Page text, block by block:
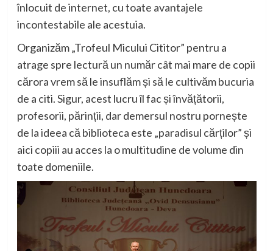
înlocuit de internet, cu toate avantajele
incontestabile ale acestuia.
Organizăm „Trofeul Micului Cititor” pentru a
atrage spre lectură un număr cât mai mare de copii
cărora vrem să le insuflăm și să le cultivămbucuria
de a citi. Sigur, acest lucru îl fac și învățătorii,
profesorii, părinții, dar demersul nostru pornește
de la ideea că biblioteca este „paradisul cărților” și
aici copiii au acces la o multitudine devolume din
toate domeniile.